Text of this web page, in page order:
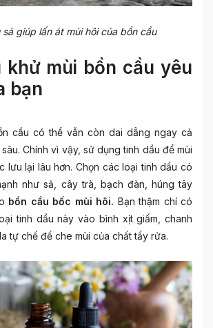
sả giúp lấn át mùi hôi của bồn cầu
khử mùi bồn cầu yêu
bạn
cầu có thể vẫn còn dai dẳng ngay cả
Chính vì vậy, sử dụng tinh dầu để mùi
lưu lại lâu hơn. Chọn các loại tinh dầu có
như sả, cây trà, bạch đàn, húng tây
bồn cầu bốc mùi hôi. Bạn thậm chí có
tinh dầu này vào bình xịt giấm, chanh
tự chế để che mùi của chất tẩy rửa.